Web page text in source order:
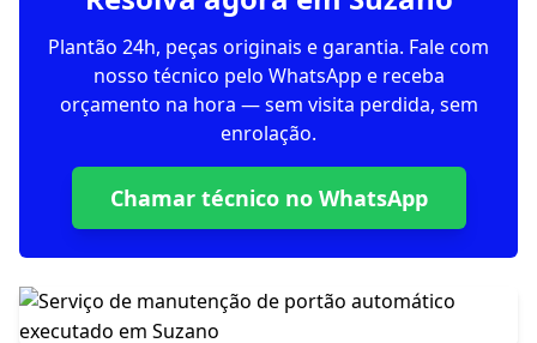
Plantão 24h, peças originais e garantia. Fale com
nosso técnico pelo WhatsApp e receba
orçamento na hora — sem visita perdida, sem
enrolação.
Chamar técnico no WhatsApp